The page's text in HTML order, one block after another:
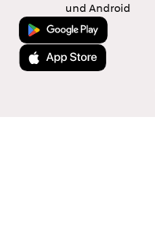
und Android
Jetzt bei Google Play
Laden im App Store